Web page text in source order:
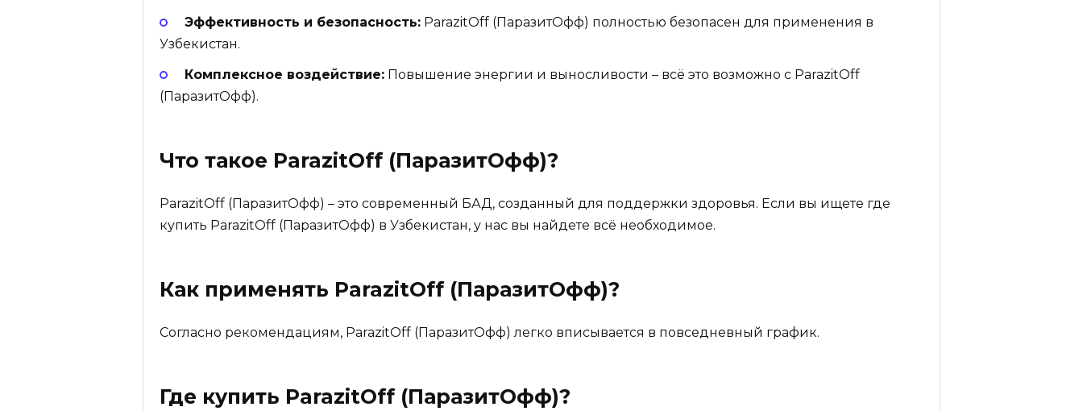
Эффективность и безопасность:ParazitOff (ПаразитОфф) полностью безопасен для применения в
Узбекистан.
Комплексное воздействие:Повышение энергии и выносливости – всё это возможно с ParazitOff
(ПаразитОфф).
Что такое ParazitOff (ПаразитОфф)?
ParazitOff (ПаразитОфф) – это современный БАД, созданный для поддержки здоровья. Если вы ищете где
купить ParazitOff (ПаразитОфф) в Узбекистан, у нас вы найдете всё необходимое.
Как применять ParazitOff (ПаразитОфф)?
Согласно рекомендациям, ParazitOff (ПаразитОфф) легко вписывается в повседневный график.
Где купить ParazitOff (ПаразитОфф)?